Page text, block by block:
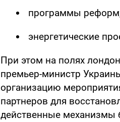
программы
энергетические
При этом на полях
премьер-министр
организацию
партнеров для
действенные механизмы